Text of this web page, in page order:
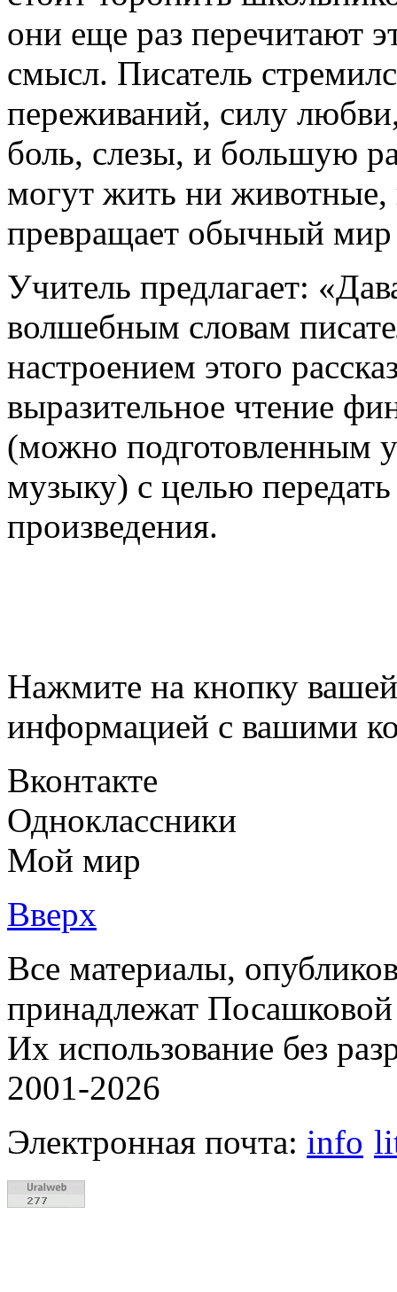
они еще раз перечитают
смысл. Писатель
переживаний, силу
боль, слезы, и большую
могут жить ни
превращает обычный мир
Учитель предлагает:
волшебным словам
настроением этого
выразительное чтение
(можно подготовленным
музыку) с целью
произведения.
Нажмите на кнопку
информацией с вашими
Вконтакте
Одноклассники
Мой мир
Вверх
Все материалы,
принадлежат
Их использование без
2001-2026
Электронная почта: info